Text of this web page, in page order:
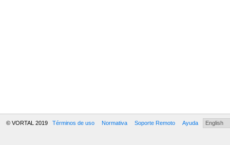
© VORTAL 2019 Términos de uso Normativa Soporte Remoto Ayuda